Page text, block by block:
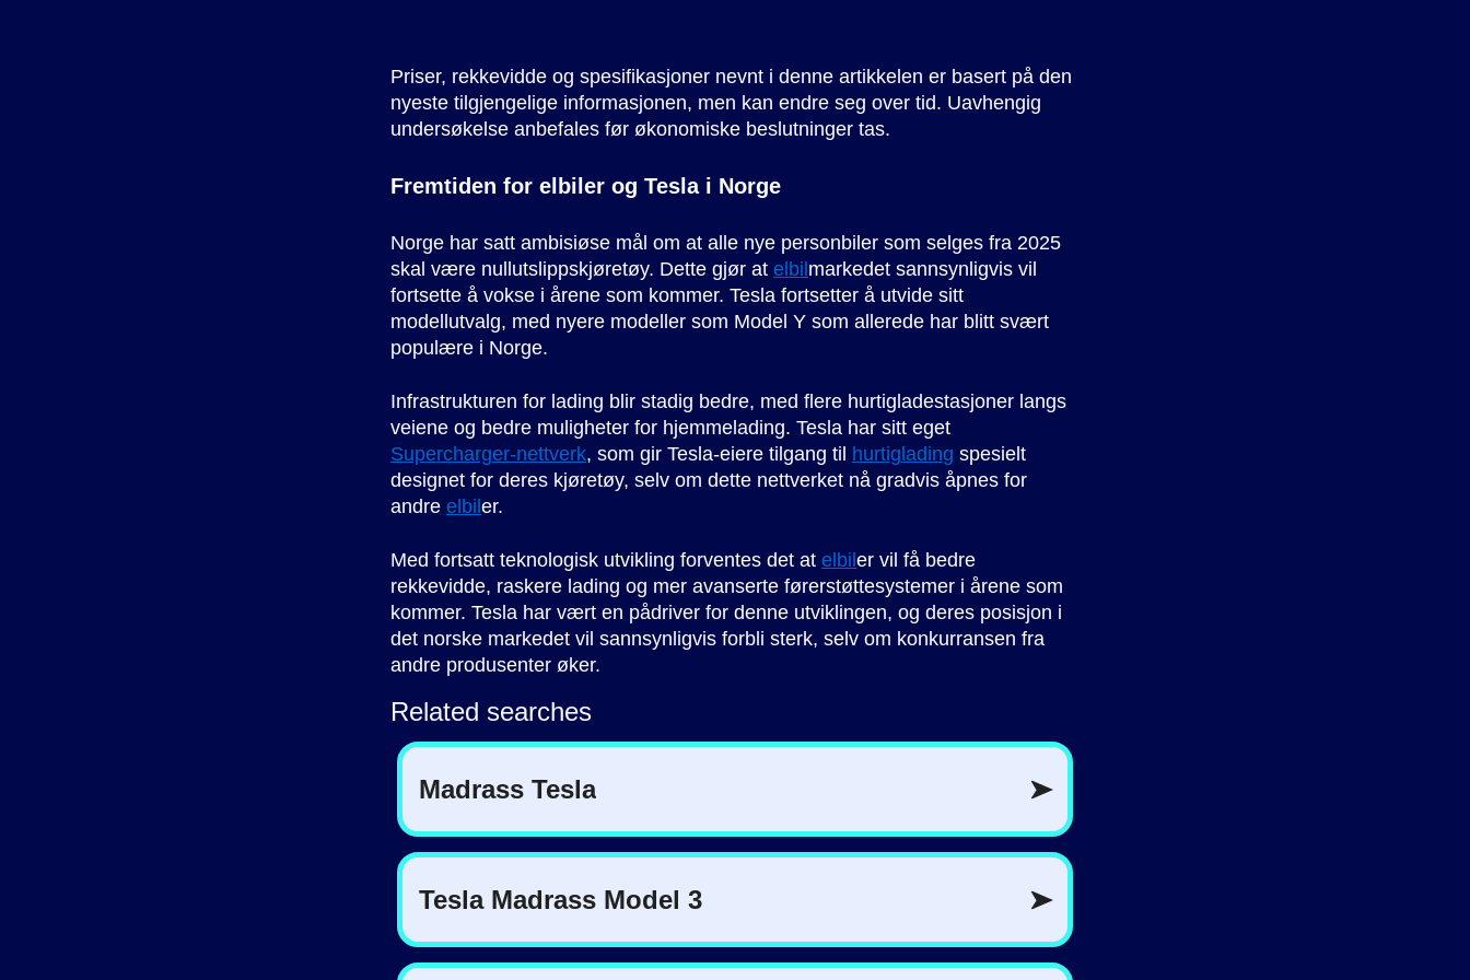
Priser, rekkevidde og spesifikasjoner nevnt i denne artikkelen er basert på den
nyeste tilgjengelige informasjonen, men kan endre seg over tid. Uavhengig
undersøkelse anbefales før økonomiske beslutninger tas.
Fremtiden for elbiler og Tesla i Norge
Norge har satt ambisiøse mål om at alle nye personbiler som selges fra 2025
skal være nullutslippskjøretøy. Dette gjør at elbil markedet sannsynligvis vil
fortsette å vokse i årene som kommer. Tesla fortsetter å utvide sitt
modellutvalg, med nyere modeller som Model Y som allerede har blitt svært
populære i Norge.
Infrastrukturen for lading blir stadig bedre, med flere hurtigladestasjoner langs
veiene og bedre muligheter for hjemmelading. Tesla har sitt eget
Supercharger-nettverk, som gir Tesla-eiere tilgang til hurtiglading spesielt
designet for deres kjøretøy, selv om dette nettverket nå gradvis åpnes for
andre elbil er.
Med fortsatt teknologisk utvikling forventes det at elbil er vil få bedre
rekkevidde, raskere lading og mer avanserte førerstøttesystemer i årene som
kommer. Tesla har vært en pådriver for denne utviklingen, og deres posisjon i
det norske markedet vil sannsynligvis forbli sterk, selv om konkurransen fra
andre produsenter øker.